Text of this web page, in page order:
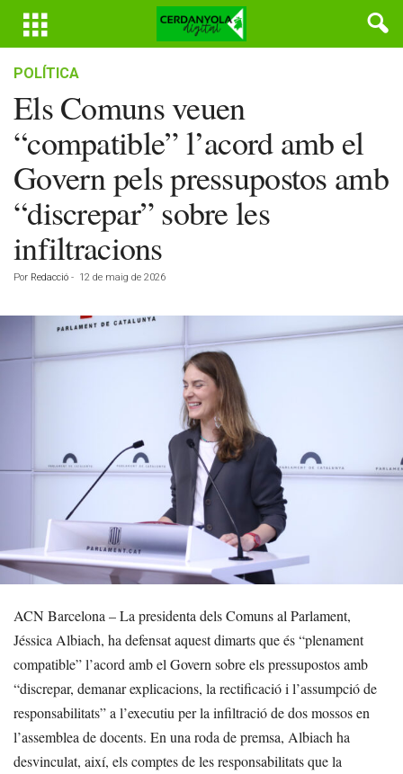
POLÍTICA
Els Comuns veuen
“compatible” l’acord amb el
Govern pels pressupostos amb
“discrepar” sobre les
infiltracions
Por Redacció - 12 de maig de 2026
ACN Barcelona – La presidenta dels Comuns al Parlament,
Jéssica Albiach, ha defensat aquest dimarts que és “plenament
compatible” l’acord amb el Govern sobre els pressupostos amb
“discrepar, demanar explicacions, la rectificació i l’assumpció de
responsabilitats” a l’executiu per la infiltració de dos mossos en
l’assemblea de docents. En una roda de premsa, Albiach ha
desvinculat, així, els comptes de les responsabilitats que la